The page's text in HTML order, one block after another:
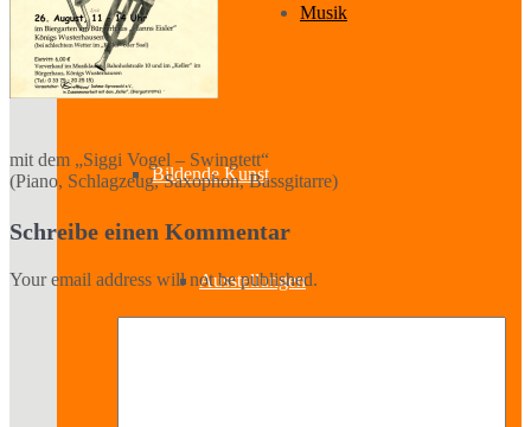
Sparten
Bildende Kunst
Ausstellungen
Musik
mit dem „Siggi Vogel – Swingtett“
(Piano, Schlagzeug, Saxophon, Bassgitarre)
Schreibe einen Kommentar
Your email address will not be published.